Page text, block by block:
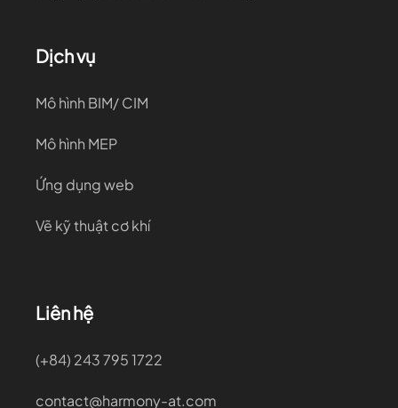
Dịch vụ
Mô hình BIM/ CIM
Mô hình MEP
Ứng dụng web
Vẽ kỹ thuật cơ khí
Liên hệ
(+84) 243 795 1722
contact@harmony-at.com